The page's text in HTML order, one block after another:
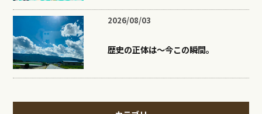
2026/08/03
歴史の正体は〜今この瞬間。